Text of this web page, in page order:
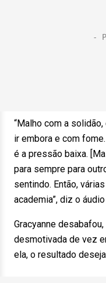
“Malho com a
ir embora e com
é a pressão baixa.
para sempre para
sentindo. Então,
academia”, diz o
Gracyanne
desmotivada de vez
ela, o resultado